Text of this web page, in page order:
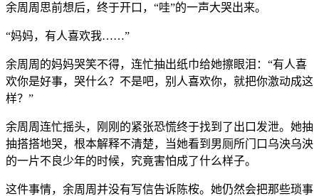
余周周思前想后，终于开口，“哇”的一声大哭出来。
“妈妈，有人喜欢我……”
余周周的妈妈哭笑不得，连忙抽出纸巾给她擦眼泪：“有人喜
欢你是好事，哭什么？不是吧，别人喜欢你，就把你激动成这
样？”
余周周连忙摇头，刚刚的紧张恐慌终于找到了出口发泄。她抽
抽搭搭地哭，根本解释不清楚，当她看到男厕所门口乌泱乌泱
的一片不良少年的时候，究竟害怕成了什么样子。
这件事情，余周周并没有写信告诉陈桉。她仍然会把那些琐事